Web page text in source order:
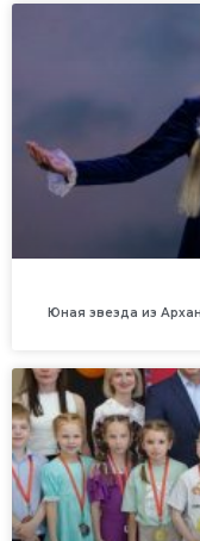
Юная звезда из